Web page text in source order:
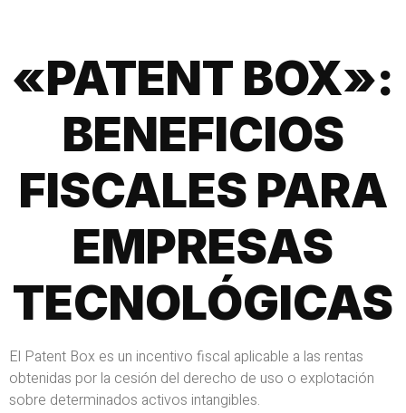
«PATENT BOX»:
BENEFICIOS
FISCALES PARA
EMPRESAS
TECNOLÓGICAS
El Patent Box es un incentivo fiscal aplicable a las rentas
obtenidas por la cesión del derecho de uso o explotación
sobre determinados activos intangibles.